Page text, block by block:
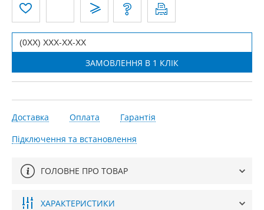
Доставка Оплата
Гарантія
Підключення та встановлення
ГОЛОВНЕ ПРО ТОВАР
ХАРАКТЕРИСТИКИ